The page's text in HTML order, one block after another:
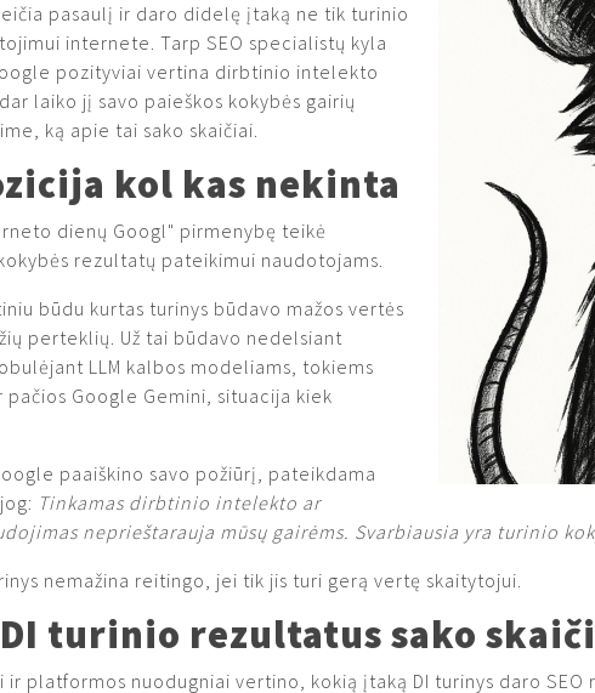
pasaulį ir daro didelę įtaką ne tik turinio
internete. Tarp SEO specialistų kyla
pozityviai vertina dirbtinio intelekto
laiko jį savo paieškos kokybės gairių
ką apie tai sako skaičiai.
kol kas nekinta
dienų Googl" pirmenybę teikė
rezultatų pateikimui naudotojams.
būdu kurtas turinys būdavo mažos vertės
perteklių. Už tai būdavo nedelsiant
LLM kalbos modeliams, tokiems
pačios Google Gemini, situacija kiek
paaiškino savo požiūrį, pateikdama
Tinkamas dirbtinio intelekto ar
neprieštarauja mūsų gairėms. Svarbiausia yra turinio
nemažina reitingo, jei tik jis turi gerą vertę skaitytojui.
turinio rezultatus sako
ir platformos nuodugniai vertino, kokią įtaką DI turinys daro SEO